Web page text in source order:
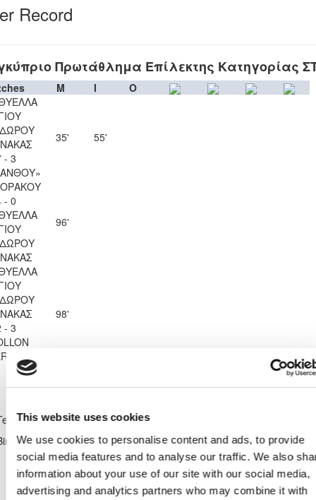
This website uses cookies
We use cookies to personalise content and ads, to provide
social media features and to analyse our traffic. We also
information about your use of our site with our social media,
advertising and analytics partners who may combine it with
Record
Πρωτάθλημα Επίλεκτης Κατηγορίας
M I
O
- 3
35' 55'
- 0
96'
- 3
98'
Α.Ο. ΘΥΕΛΛΑ ΑΓΙΟΥ
25/08/2005
Shirt Number
99